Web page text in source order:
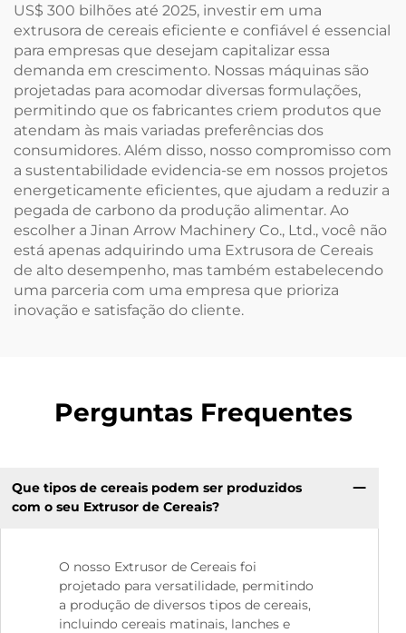
US$ 300 bilhões até 2025, investir em uma
extrusora de cereais eficiente e confiável é essencial
para empresas que desejam capitalizar essa
demanda em crescimento. Nossas máquinas são
projetadas para acomodar diversas formulações,
permitindo que os fabricantes criem produtos que
atendam às mais variadas preferências dos
consumidores. Além disso, nosso compromisso com
a sustentabilidade evidencia-se em nossos projetos
energeticamente eficientes, que ajudam a reduzir a
pegada de carbono da produção alimentar. Ao
escolher a Jinan Arrow Machinery Co., Ltd., você não
está apenas adquirindo uma Extrusora de Cereais
de alto desempenho, mas também estabelecendo
uma parceria com uma empresa que prioriza
inovação e satisfação do cliente.
Perguntas Frequentes
Que tipos de cereais podem ser produzidos
com o seu Extrusor de Cereais?
O nosso Extrusor de Cereais foi
projetado para versatilidade, permitindo
a produção de diversos tipos de cereais,
incluindo cereais matinais, lanches e